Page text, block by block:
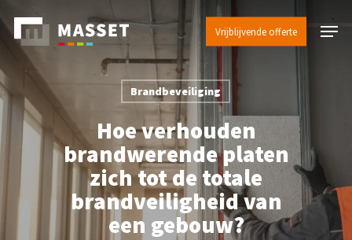
to
main
content
Vrijblijvende offerte Menu
Brandbeveiliging
Hoe verhouden
brandwerende platen
zich tot de totale
brandveiligheid van
een gebouw?